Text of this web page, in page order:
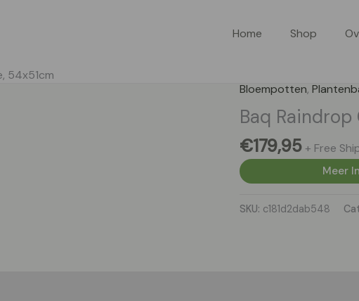
Home Shop
54x51cm
Bloempotten,
Baq Raindrop
€179,95 + Free
Meer
SKU: c181d2dab548